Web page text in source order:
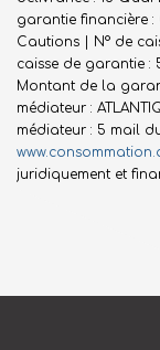
garantie financière
Cautions | N° de
caisse de garantie :
Montant de la
médiateur :
médiateur : 5 mail
juridiquement et